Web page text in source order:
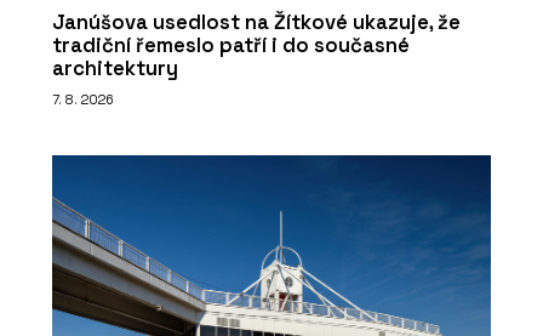
Janúšova usedlost na Žítkové ukazuje, že
tradiční řemeslo patří i do současné
architektury
7. 8. 2026